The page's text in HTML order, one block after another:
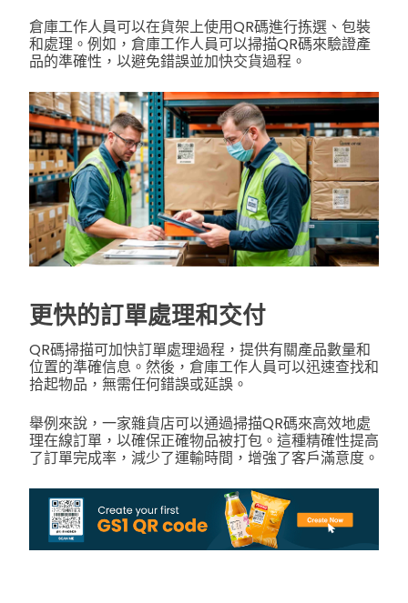
倉庫工作人員可以在貨架上使用QR碼進行拣選、包裝
和處理。例如，倉庫工作人員可以掃描QR碼來驗證產
品的準確性，以避免錯誤並加快交貨過程。
更快的訂單處理和交付
QR碼掃描可加快訂單處理過程，提供有關產品數量和
位置的準確信息。然後，倉庫工作人員可以迅速查找和
拾起物品，無需任何錯誤或延誤。
舉例來說，一家雜貨店可以通過掃描QR碼來高效地處
理在線訂單，以確保正確物品被打包。這種精確性提高
了訂單完成率，減少了運輸時間，增強了客戶滿意度。